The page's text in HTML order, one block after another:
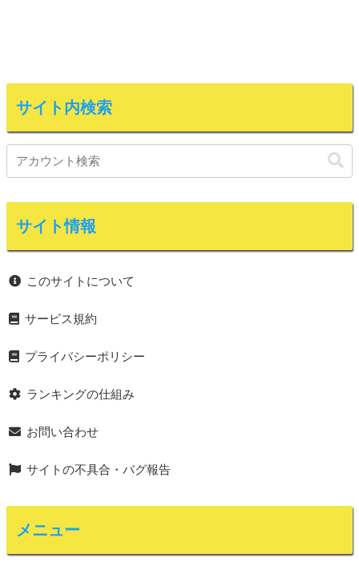
サイト内検索
サイト情報
このサイトについて
サービス規約
プライバシーポリシー
ランキングの仕組み
お問い合わせ
サイトの不具合・バグ報告
メニュー